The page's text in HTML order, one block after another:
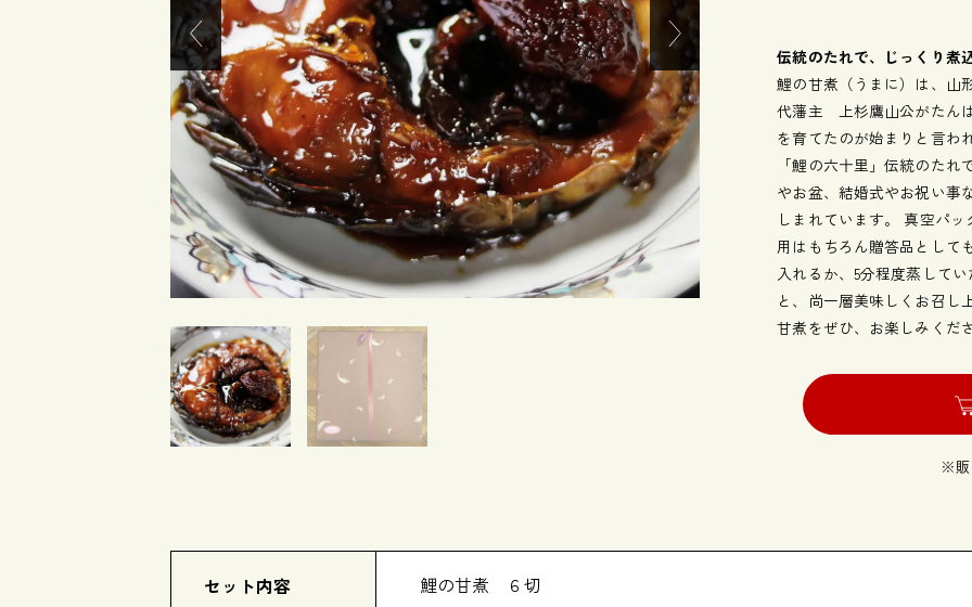
伝統のたれで、じっくり煮
鯉の甘煮（うまに）は、山
代藩主 上杉鷹山公がたん
を育てたのが始まりと言わ
「鯉の六十里」伝統のた
やお盆、結婚式やお祝い事
しまれています。 真空パ
用はもちろん贈答品として
入れるか、5分程度蒸して
と、尚一層美味しくお召し
甘煮をぜひ、お楽しみくだ
※販
セット内容 鯉の甘煮 ６切